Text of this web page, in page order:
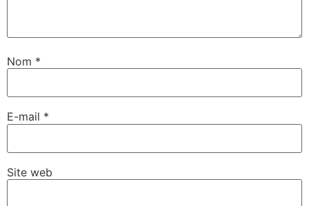
Nom *
E-mail *
Site web